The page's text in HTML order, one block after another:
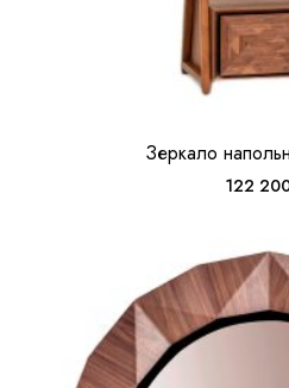
Зеркало
122